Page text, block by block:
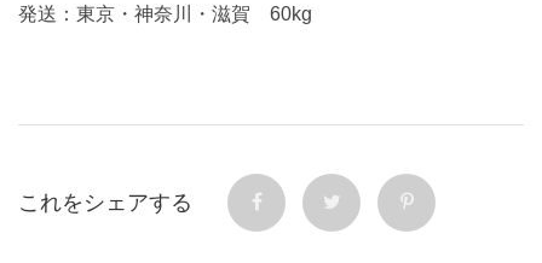
発送：東京・神奈川・滋賀 60kg
これをシェアする